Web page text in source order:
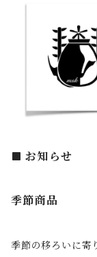
お知らせ
季節商品
季節の移ろいに寄